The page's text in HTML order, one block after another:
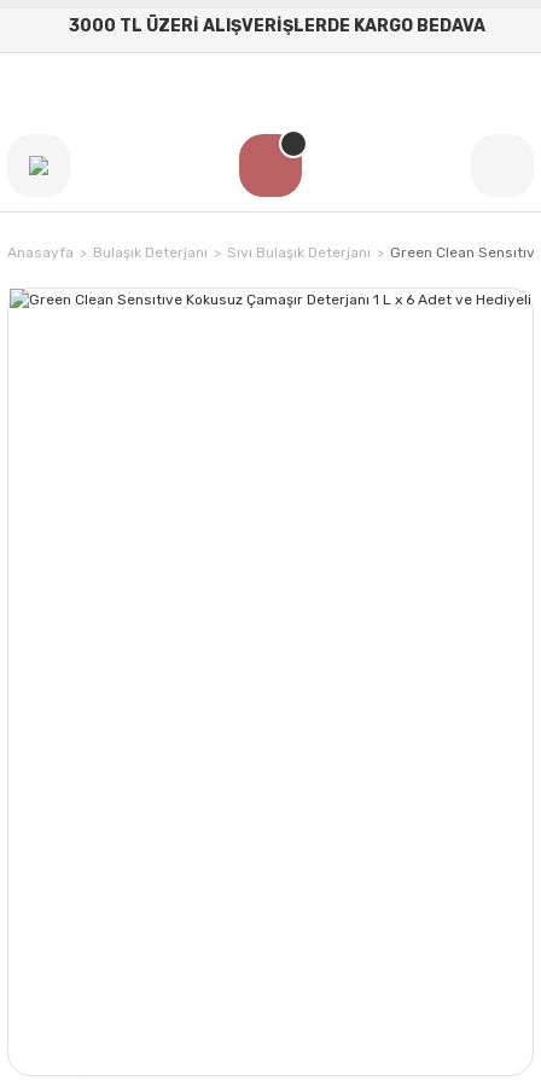
3000 TL ÜZERİ ALIŞVERİŞLERDE KARGO BEDAVA
Anasayfa Bulaşık Deterjanı Sıvı Bulaşık Deterjanı Green Clean